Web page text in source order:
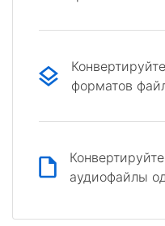
форматов
аудиофайлы